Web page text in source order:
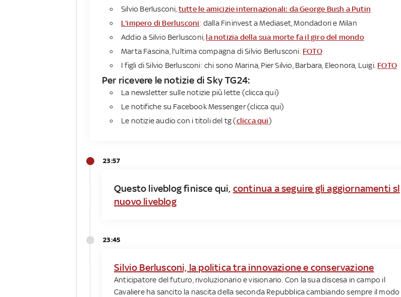
Silvio Berlusconi, tutte le amicizie internazionali: da George Bush a Putin
L'impero di Berlusconi: dalla Fininvest a Mediaset, Mondadori e Milan
Addio a Silvio Berlusconi, la notizia della sua morte fa il giro del mondo
Marta Fascina, l'ultima compagna di Silvio Berlusconi. FOTO
I figli di Silvio Berlusconi: chi sono Marina, Pier Silvio, Barbara, Eleonora, Luigi. FOTO
Per ricevere le notizie di Sky TG24:
La newsletter sulle notizie più lette (clicca qui)
Le notifiche su Facebook Messenger (clicca qui)
Le notizie audio con i titoli del tg (clicca qui)
23:57
Questo liveblog finisce qui, continua a seguire gli aggiornamenti sl
nuovo liveblog
23:45
Silvio Berlusconi, la politica tra innovazione e conservazione
Anticipatore del futuro, rivoluzionario e visionario. Con la sua discesa in campo il
Cavaliere ha sancito la nascita della seconda Repubblica cambiando sempre il modo